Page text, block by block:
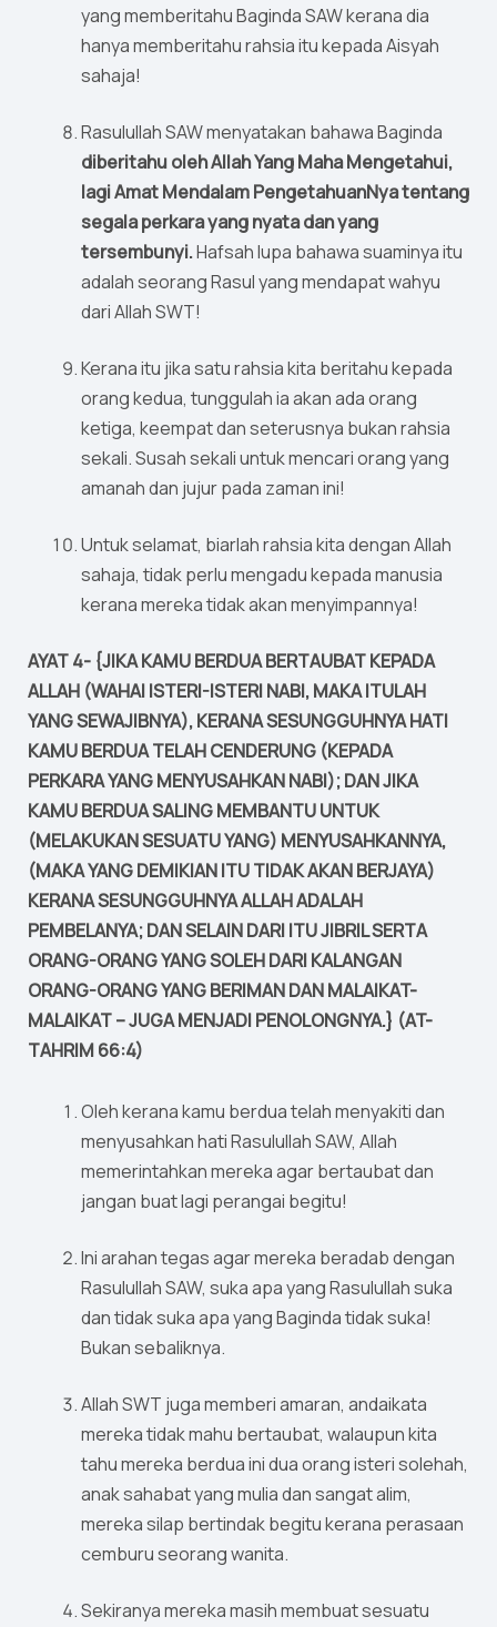
yang memberitahu Baginda SAW kerana dia
hanya memberitahu rahsia itu kepada Aisyah
sahaja!
Rasulullah SAW menyatakan bahawa Baginda
diberitahu oleh Allah Yang Maha Mengetahui,
lagi Amat Mendalam PengetahuanNya tentang
segala perkara yang nyata dan yang
tersembunyi.Hafsah lupa bahawa suaminya itu
adalah seorang Rasul yang mendapat wahyu
dari Allah SWT!
Kerana itu jika satu rahsia kita beritahu kepada
orang kedua, tunggulah ia akan ada orang
ketiga, keempat dan seterusnya bukan rahsia
sekali. Susah sekali untuk mencari orang yang
amanah dan jujur pada zaman ini!
Untuk selamat, biarlah rahsia kita dengan Allah
sahaja, tidak perlu mengadu kepada manusia
kerana mereka tidak akan menyimpannya!
AYAT 4- {JIKA KAMU BERDUA BERTAUBAT KEPADA
ALLAH (WAHAI ISTERI-ISTERI NABI, MAKA ITULAH
YANG SEWAJIBNYA), KERANA SESUNGGUHNYA HATI
KAMU BERDUA TELAH CENDERUNG (KEPADA
PERKARA YANG MENYUSAHKAN NABI); DAN JIKA
KAMU BERDUA SALING MEMBANTU UNTUK
(MELAKUKAN SESUATU YANG) MENYUSAHKANNYA,
(MAKA YANG DEMIKIAN ITU TIDAK AKAN BERJAYA)
KERANA SESUNGGUHNYA ALLAH ADALAH
PEMBELANYA; DAN SELAIN DARI ITU JIBRIL SERTA
ORANG-ORANG YANG SOLEH DARI KALANGAN
ORANG-ORANG YANG BERIMAN DAN MALAIKAT-
MALAIKAT – JUGA MENJADI PENOLONGNYA.} (AT-
TAHRIM 66:4)
Oleh kerana kamu berdua telah menyakiti dan
menyusahkan hati Rasulullah SAW, Allah
memerintahkan mereka agar bertaubat dan
jangan buat lagi perangai begitu!
Ini arahan tegas agar mereka beradab dengan
Rasulullah SAW, suka apa yang Rasulullah suka
dan tidak suka apa yang Baginda tidak suka!
Bukan sebaliknya.
Allah SWT juga memberi amaran, andaikata
mereka tidak mahu bertaubat, walaupun kita
tahu mereka berdua ini dua orang isteri solehah,
anak sahabat yang mulia dan sangat alim,
mereka silap bertindak begitu kerana perasaan
cemburu seorang wanita.
Sekiranya mereka masih membuat sesuatu